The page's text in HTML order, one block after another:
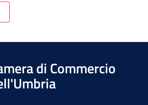
di Commercio